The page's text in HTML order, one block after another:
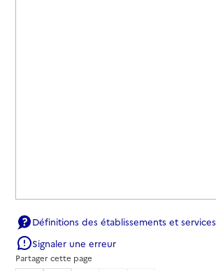
Définitions des établissements et services
Signaler une erreur
Partager cette page